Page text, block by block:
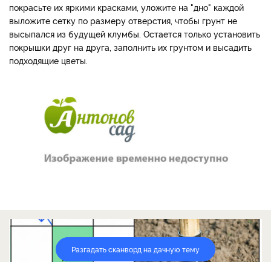
покрасьте их яркими красками, уложите на "дно" каждой
выложите сетку по размеру отверстия, чтобы грунт не
высыпался из будущей клумбы. Остается только установить
покрышки друг на друга, заполнить их грунтом и высадить
подходящие цветы.
Разгадать сканворд на дачную тему